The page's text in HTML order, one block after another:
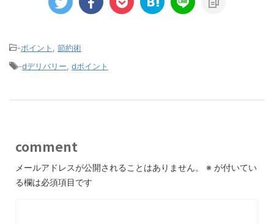
-ポイント
節約術
-dデリバリー dポイント
comment
メールアドレスが公開されることはありません。 ※ が付いてい
る欄は必須項目です